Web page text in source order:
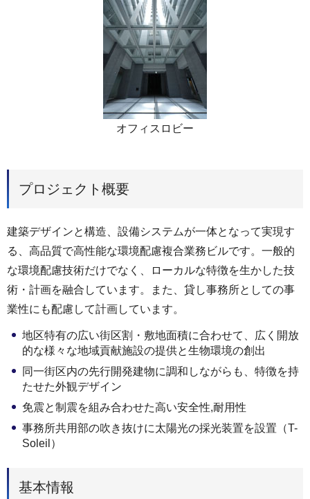
オフィスロビー
プロジェクト概要
建築デザインと構造、設備システムが一体となって実現す
る、高品質で高性能な環境配慮複合業務ビルです。一般的
な環境配慮技術だけでなく、ローカルな特徴を生かした技
術・計画を融合しています。また、貸し事務所としての事
業性にも配慮して計画しています。
地区特有の広い街区割・敷地面積に合わせて、広く開放
的な様々な地域貢献施設の提供と生物環境の創出
同一街区内の先行開発建物に調和しながらも、特徴を持
たせた外観デザイン
免震と制震を組み合わせた高い安全性,耐用性
事務所共用部の吹き抜けに太陽光の採光装置を設置（T-
Soleil）
基本情報